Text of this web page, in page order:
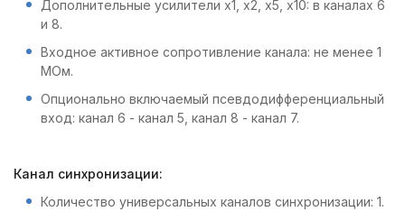
Дополнительные усилители x1, x2, x5, x10: в каналах 6
и 8.
Входное активное сопротивление канала: не менее 1
МОм.
Опционально включаемый псевдодифференциальный
вход: канал 6 - канал 5, канал 8 - канал 7.
Канал синхронизации:
Количество универсальных каналов синхронизации: 1.